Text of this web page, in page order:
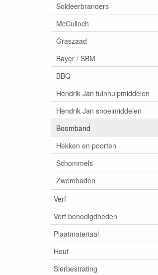
Soldeerbranders
McCulloch
Graszaad
Bayer / SBM
BBQ
Hendrik Jan tuinhulpmiddelen
Hendrik Jan snoeimiddelen
Boomband
Hekken en poorten
Schommels
Zwembaden
Verf
Verf benodigdheden
Plaatmateriaal
Hout
Sierbestrating